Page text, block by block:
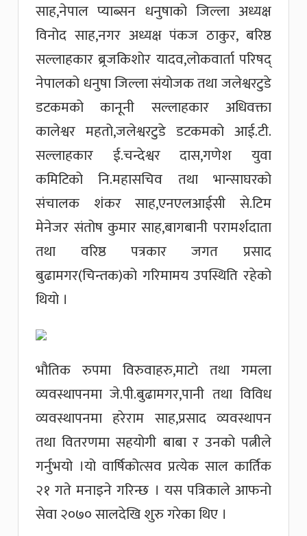
साह,नेपाल प्याब्सन धनुषाको जिल्ला अध्यक्ष
विनोद साह,नगर अध्यक्ष पंकज ठाकुर, बरिष्ठ
सल्लाहकार ब्र्रजकिशोर यादव,लोकवार्ता परिषद्
नेपालको धनुषा जिल्ला संयोजक तथा जलेश्वरटुडे
डटकमको कानूनी सल्लाहकार अधिवक्ता
कालेश्वर महतो,जलेश्वरटुडे डटकमको आई.टी.
सल्लाहकार ई.चन्देश्वर दास,गणेश युवा
कमिटिको नि.महासचिव तथा भान्साघरको
संचालक शंकर साह,एनएलआईसी से.टिम
मेनेजर संतोष कुमार साह,बागबानी परामर्शदाता
तथा वरिष्ठ पत्रकार जगत प्रसाद
बुढामगर(चिन्तक)को गरिमामय उपस्थिति रहेको
थियो ।
भौतिक रुपमा विरुवाहरु,माटो तथा गमला
व्यवस्थापनमा जे.पी.बुढामगर,पानी तथा विविध
व्यवस्थापनमा हरेराम साह,प्रसाद व्यवस्थापन
तथा वितरणमा सहयोगी बाबा र उनको पत्नीले
गर्नुभयो ।यो वार्षिकोत्सव प्रत्येक साल कार्तिक
२१ गते मनाइने गरिन्छ । यस पत्रिकाले आफनो
सेवा २०७० सालदेखि शुरु गरेका थिए ।